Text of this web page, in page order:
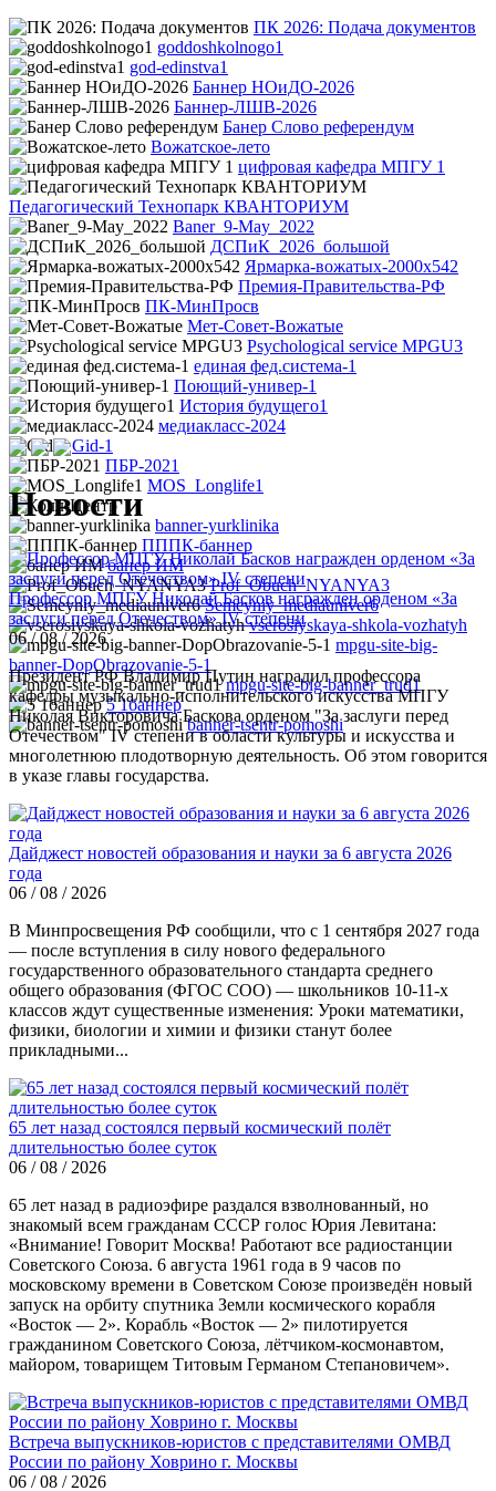
ПК 2026: Подача документов
goddoshkolnogo1
god-edinstva1
Баннер НОиДО-2026
Баннер-ЛШВ-2026
Банер Слово референдум
Вожатское-лето
цифровая кафедра МПГУ 1
Педагогический Технопарк КВАНТОРИУМ
Baner_9-May_2022
ДСПиК_2026_большой
Ярмарка-вожатых-2000х542
Премия-Правительства-РФ
ПК-МинПросв
Мет-Совет-Вожатые
Psychological service MPGU3
единая фед.система-1
Поющий-универ-1
История будущего1
медиакласс-2024
Gid-1
ПБР-2021
MOS_Longlife1
banner-yurklinika
ПППК-баннер
банер ИМ
Prof_Obuch_NYANYA3
Semeyniy_mediauniver6
vserosiyskaya-shkola-vozhatyh
mpgu-site-big-
banner-DopObrazovanie-5-1
mpgu-site-big-banner_trud1
5 1баннер
banner-tsentr-pomoshi
Новости
Профессор МПГУ Николай Басков награжден орденом «За
заслуги перед Отечеством» IV степени
06 / 08 / 2026
Президент РФ Владимир Путин наградил профессора
кафедры музыкально-исполнительского искусства МПГУ
Николая Викторовича Баскова орденом "За заслуги перед
Отечеством" IV степени в области культуры и искусства и
многолетнюю плодотворную деятельность. Об этом говорится
в указе главы государства.
Дайджест новостей образования и науки за 6 августа 2026
года
06 / 08 / 2026
В Минпросвещения РФ сообщили, что с 1 сентября 2027 года
— после вступления в силу нового федерального
государственного образовательного стандарта среднего
общего образования (ФГОС СОО) — школьников 10-11-х
классов ждут существенные изменения: Уроки математики,
физики, биологии и химии и физики станут более
прикладными...
65 лет назад состоялся первый космический полёт
длительностью более суток
06 / 08 / 2026
65 лет назад в радиоэфире раздался взволнованный, но
знакомый всем гражданам СССР голос Юрия Левитана:
«Внимание! Говорит Москва! Работают все радиостанции
Советского Союза. 6 августа 1961 года в 9 часов по
московскому времени в Советском Союзе произведён новый
запуск на орбиту спутника Земли космического корабля
«Восток — 2». Корабль «Восток — 2» пилотируется
гражданином Советского Союза, лётчиком-космонавтом,
майором, товарищем Титовым Германом Степановичем».
Встреча выпускников-юристов с представителями ОМВД
России по району Ховрино г. Москвы
06 / 08 / 2026